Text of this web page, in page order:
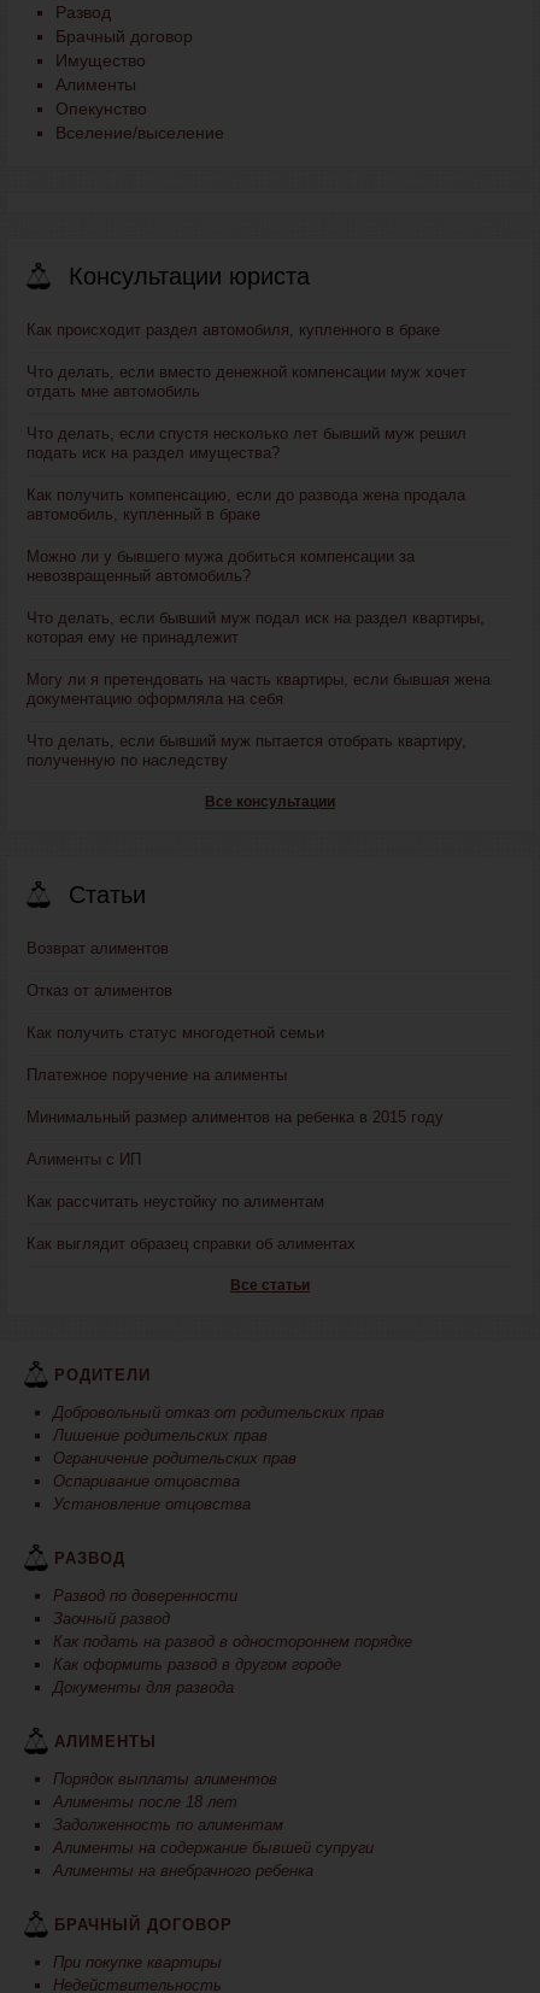
Развод
Брачный договор
Имущество
Алименты
Опекунство
Вселение/выселение
Консультации юриста
Как происходит раздел автомобиля, купленного в браке
Что делать, если вместо денежной компенсации муж хочет
отдать мне автомобиль
Что делать, если спустя несколько лет бывший муж решил
подать иск на раздел имущества?
Как получить компенсацию, если до развода жена продала
автомобиль, купленный в браке
Можно ли у бывшего мужа добиться компенсации за
невозвращенный автомобиль?
Что делать, если бывший муж подал иск на раздел квартиры,
которая ему не принадлежит
Могу ли я претендовать на часть квартиры, если бывшая жена
документацию оформляла на себя
Что делать, если бывший муж пытается отобрать квартиру,
полученную по наследству
Все консультации
Статьи
Возврат алиментов
Отказ от алиментов
Как получить статус многодетной семьи
Платежное поручение на алименты
Минимальный размер алиментов на ребенка в 2015 году
Алименты с ИП
Как рассчитать неустойку по алиментам
Как выглядит образец справки об алиментах
Все статьи
РОДИТЕЛИ
Добровольный отказ от родительских прав
Лишение родительских прав
Ограничение родительских прав
Оспаривание отцовства
Установление отцовства
РАЗВОД
Развод по доверенности
Заочный развод
Как подать на развод в одностороннем порядке
Как оформить развод в другом городе
Документы для развода
АЛИМЕНТЫ
Порядок выплаты алиментов
Алименты после 18 лет
Задолженность по алиментам
Алименты на содержание бывшей супруги
Алименты на внебрачного ребенка
БРАЧНЫЙ ДОГОВОР
При покупке квартиры
Недействительность